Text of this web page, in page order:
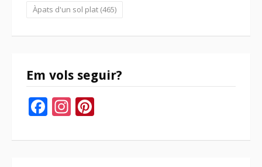
Àpats d'un sol plat (465)
Em vols seguir?
Facebook
Instagram